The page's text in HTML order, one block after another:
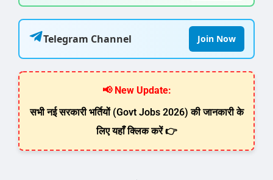
Telegram Channel Join Now
📢 New Update:
सभी नई सरकारी भर्तियों (Govt Jobs 2026) की जानकारी के
लिए यहाँ क्लिक करें 👉